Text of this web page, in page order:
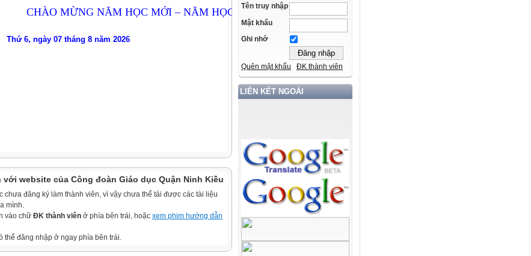
Tên truy nhập
Mật khẩu
Ghi nhớ
Quên mật khẩu ĐK thành viên
LIÊN KẾT NGOÀI
CHÀO MỪNG NĂM HỌC MỚI – NĂM HỌC ĐỔI MỚI QUẢN LÝ VÀ NÂNG CAO CHẤT LƯỢNG GIÁO
Thứ 6, ngày 07 tháng 8 năm 2026
website của Công đoàn Giáo dục Quận Ninh Kiều
chưa đăng ký làm thành viên, vì vậy chưa thể tải được các tài liệu
mình.
vào chữ ĐK thành viên ở phía bên trái, hoặc xem phim hướng dẫn
thể đăng nhập ở ngay phía bên trái.